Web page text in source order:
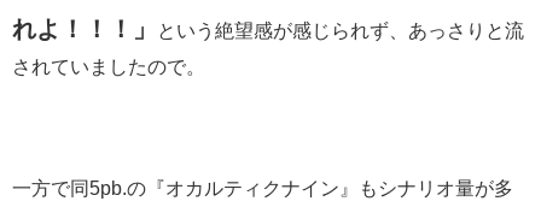
れよ！！！」
という絶望感が感じられず、あっさりと流
されていましたので。
一方で同5pb.の『オカルティクナイン』もシナリオ量が多